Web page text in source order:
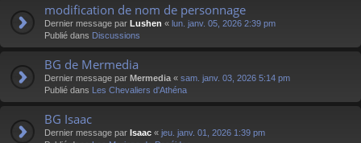
modification de nom de personnage
Dernier message par Lushen « lun. janv. 05, 2026 2:39 pm
Publié dans Discussions
BG de Mermedia
Dernier message par Mermedia « sam. janv. 03, 2026 5:14 pm
Publié dans Les Chevaliers d'Athéna
BG Isaac
Dernier message par Isaac « jeu. janv. 01, 2026 1:39 pm